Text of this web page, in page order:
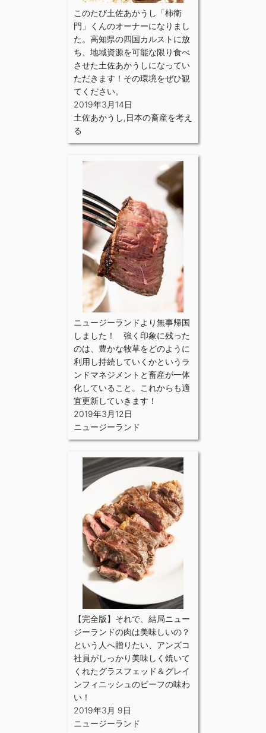
このたび土佐あかうし「柿衛
門」くんのオーナーになりまし
た。高知県の四国カルストに放
ち、地域資源を可能な限り食べ
させた土佐あかうしになってい
ただきます！その環境をぜひ観
てください。
2019年3月14日
土佐あかうし,日本の畜産を考え
る
ニュージーランドより無事帰国
しました！ 強く印象に残った
のは、豊かな牧草をどのように
利用し持続していくかというラ
ンドマネジメントと畜産が一体
化していること。これからも適
宜更新していきます！
2019年3月12日
ニュージーランド
【完全版】それで、結局ニュー
ジーランドの肉は美味しいの？
という人へ贈りたい、アンズコ
社員がしっかり美味しく焼いて
くれたグラスフェッド＆グレイ
ンフィニッシュのビーフの味わ
い！
2019年3月 9日
ニュージーランド